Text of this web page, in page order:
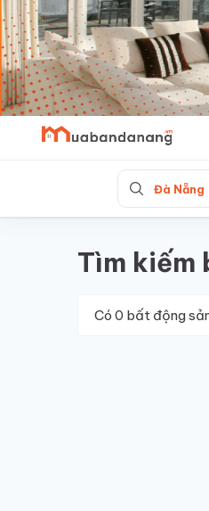
to
content
Đà Nẵng
Tìm kiếm
Có 0 bất động